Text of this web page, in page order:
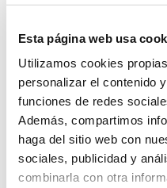
Esta página web usa
Utilizamos cookies
personalizar el contenido
funciones de redes
Además, compartimos
haga del sitio web con
sociales, publicidad y
combinarla con otra
Durante el desarrollo
el equipo docente
eminentemente
manejo de conceptos
método docente